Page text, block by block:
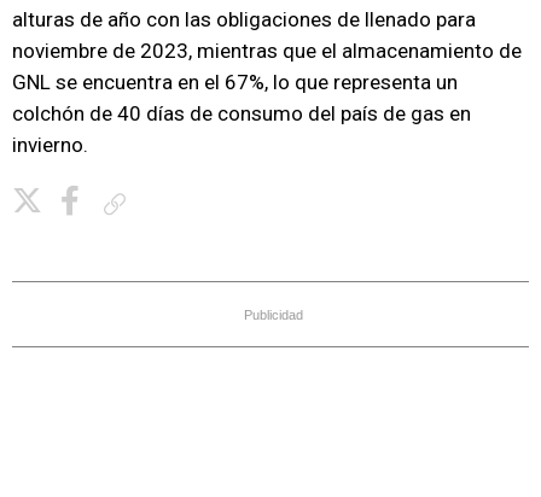
alturas de año con las obligaciones de llenado para
noviembre de 2023, mientras que el almacenamiento de
GNL se encuentra en el 67%, lo que representa un
colchón de 40 días de consumo del país de gas en
invierno.
Publicidad